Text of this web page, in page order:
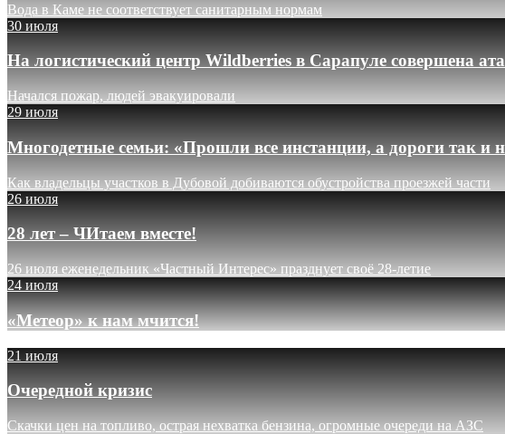
Вода в Каме не соответствует санитарным нормам
30 июля
На логистический центр Wildberries в Сарапуле совершена
Начался пожар, людей эвакуировали
29 июля
Многодетные семьи: «Прошли все инстанции, а дороги так и
Как владельцы участков в Дубовой добиваются обустройства проезжей части
26 июля
28 лет – ЧИтаем вместе!
26 июля еженедельник «Частный Интерес» празднует своё 28-летие
24 июля
«Метеор» к нам мчится!
21 июля
Очередной кризис
Скачки цен на топливо, острая нехватка бензина, огромные очереди на АЗС